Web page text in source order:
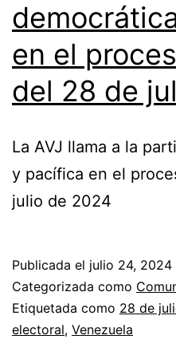
en el
del 28 de
La AVJ llama a la
y pacífica en el
julio de 2024
Publicada el julio 24, 2024
Categorizada como
Etiquetada como 28 de
electoral, Venezuela